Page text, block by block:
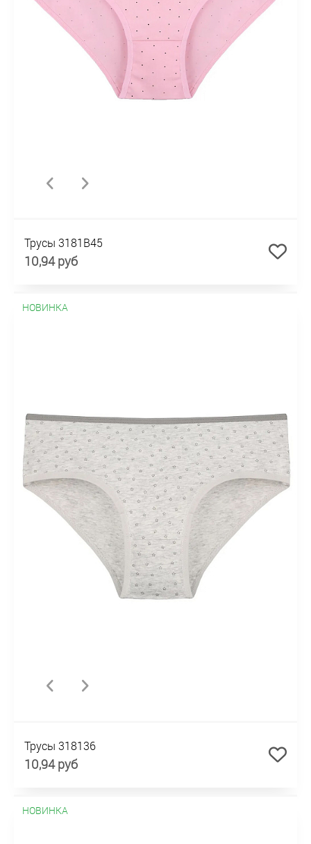
Трусы 3181B45
10,94 руб
НОВИНКА
Трусы 318136
10,94 руб
НОВИНКА